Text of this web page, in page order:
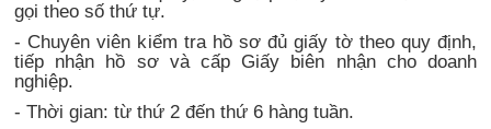
gọi theo số thứ tự.
- Chuyên viên kiểm tra hồ sơ đủ giấy tờ theo quy định,
tiếp nhận hồ sơ và cấp Giấy biên nhận cho doanh
nghiệp.
- Thời gian: từ thứ 2 đến thứ 6 hàng tuần.